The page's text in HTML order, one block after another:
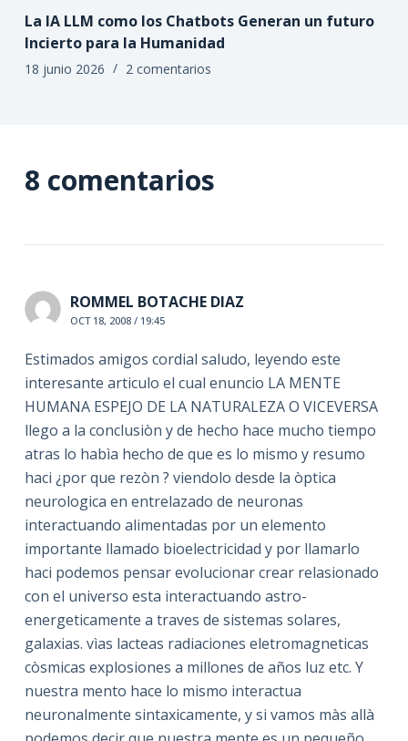
La IA LLM como los Chatbots Generan un futuro
Incierto para la Humanidad
18 junio 2026 2 comentarios
8 comentarios
ROMMEL BOTACHE DIAZ
OCT 18, 2008 / 19:45
Estimados amigos cordial saludo, leyendo este
interesante articulo el cual enuncio LA MENTE
HUMANA ESPEJO DE LA NATURALEZA O VICEVERSA
llego a la conclusiòn y de hecho hace mucho tiempo
atras lo habìa hecho de que es lo mismo y resumo
haci ¿por que rezòn ? viendolo desde la òptica
neurologica en entrelazado de neuronas
interactuando alimentadas por un elemento
importante llamado bioelectricidad y por llamarlo
haci podemos pensar evolucionar crear relasionado
con el universo esta interactuando astro-
energeticamente a traves de sistemas solares,
galaxias. vìas lacteas radiaciones eletromagneticas
còsmicas explosiones a millones de años luz etc. Y
nuestra mento hace lo mismo interactua
neuronalmente sintaxicamente, y si vamos màs allà